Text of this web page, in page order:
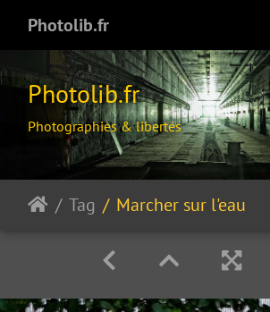
Photolib.fr
Photolib.fr
Photographies & libertés
Tag Marcher sur l'eau